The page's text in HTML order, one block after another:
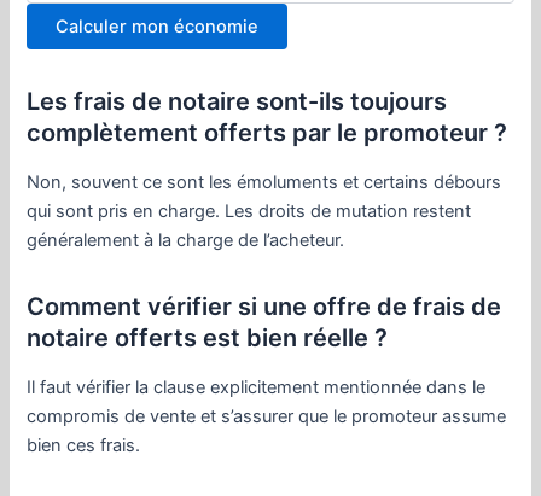
Calculer mon économie
Les frais de notaire sont-ils toujours
complètement offerts par le promoteur ?
Non, souvent ce sont les émoluments et certains débours
qui sont pris en charge. Les droits de mutation restent
généralement à la charge de l’acheteur.
Comment vérifier si une offre de frais de
notaire offerts est bien réelle ?
Il faut vérifier la clause explicitement mentionnée dans le
compromis de vente et s’assurer que le promoteur assume
bien ces frais.